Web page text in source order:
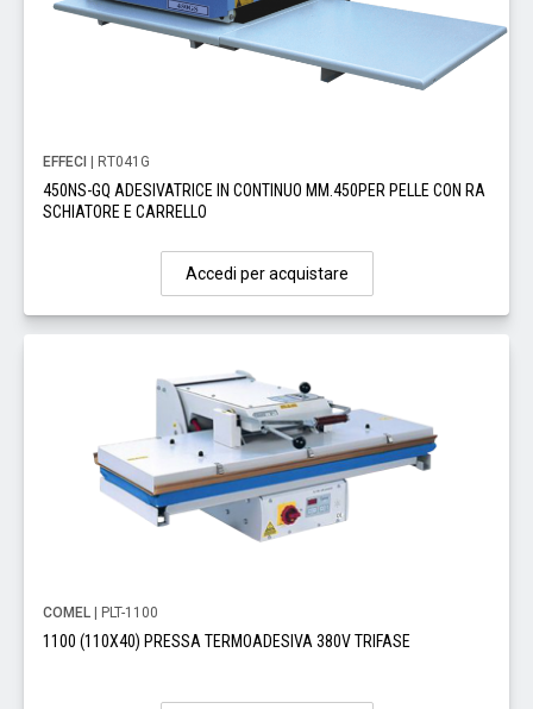
EFFECI | RT041G
450NS-GQ ADESIVATRICE IN CONTINUO MM.450PER PELLE CON RA
SCHIATORE E CARRELLO
Accedi per acquistare
COMEL | PLT-1100
1100 (110X40) PRESSA TERMOADESIVA 380V TRIFASE